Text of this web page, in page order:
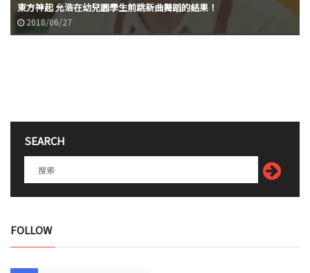
東方神起 允浩在幼兒園學生前跳新曲舞蹈的結果！
2018/06/27
SEARCH
FOLLOW